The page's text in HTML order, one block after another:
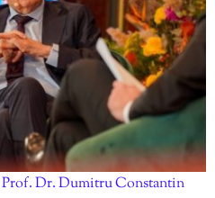
Prof. Dr. Dumitru Constantin